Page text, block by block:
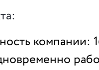
компании: